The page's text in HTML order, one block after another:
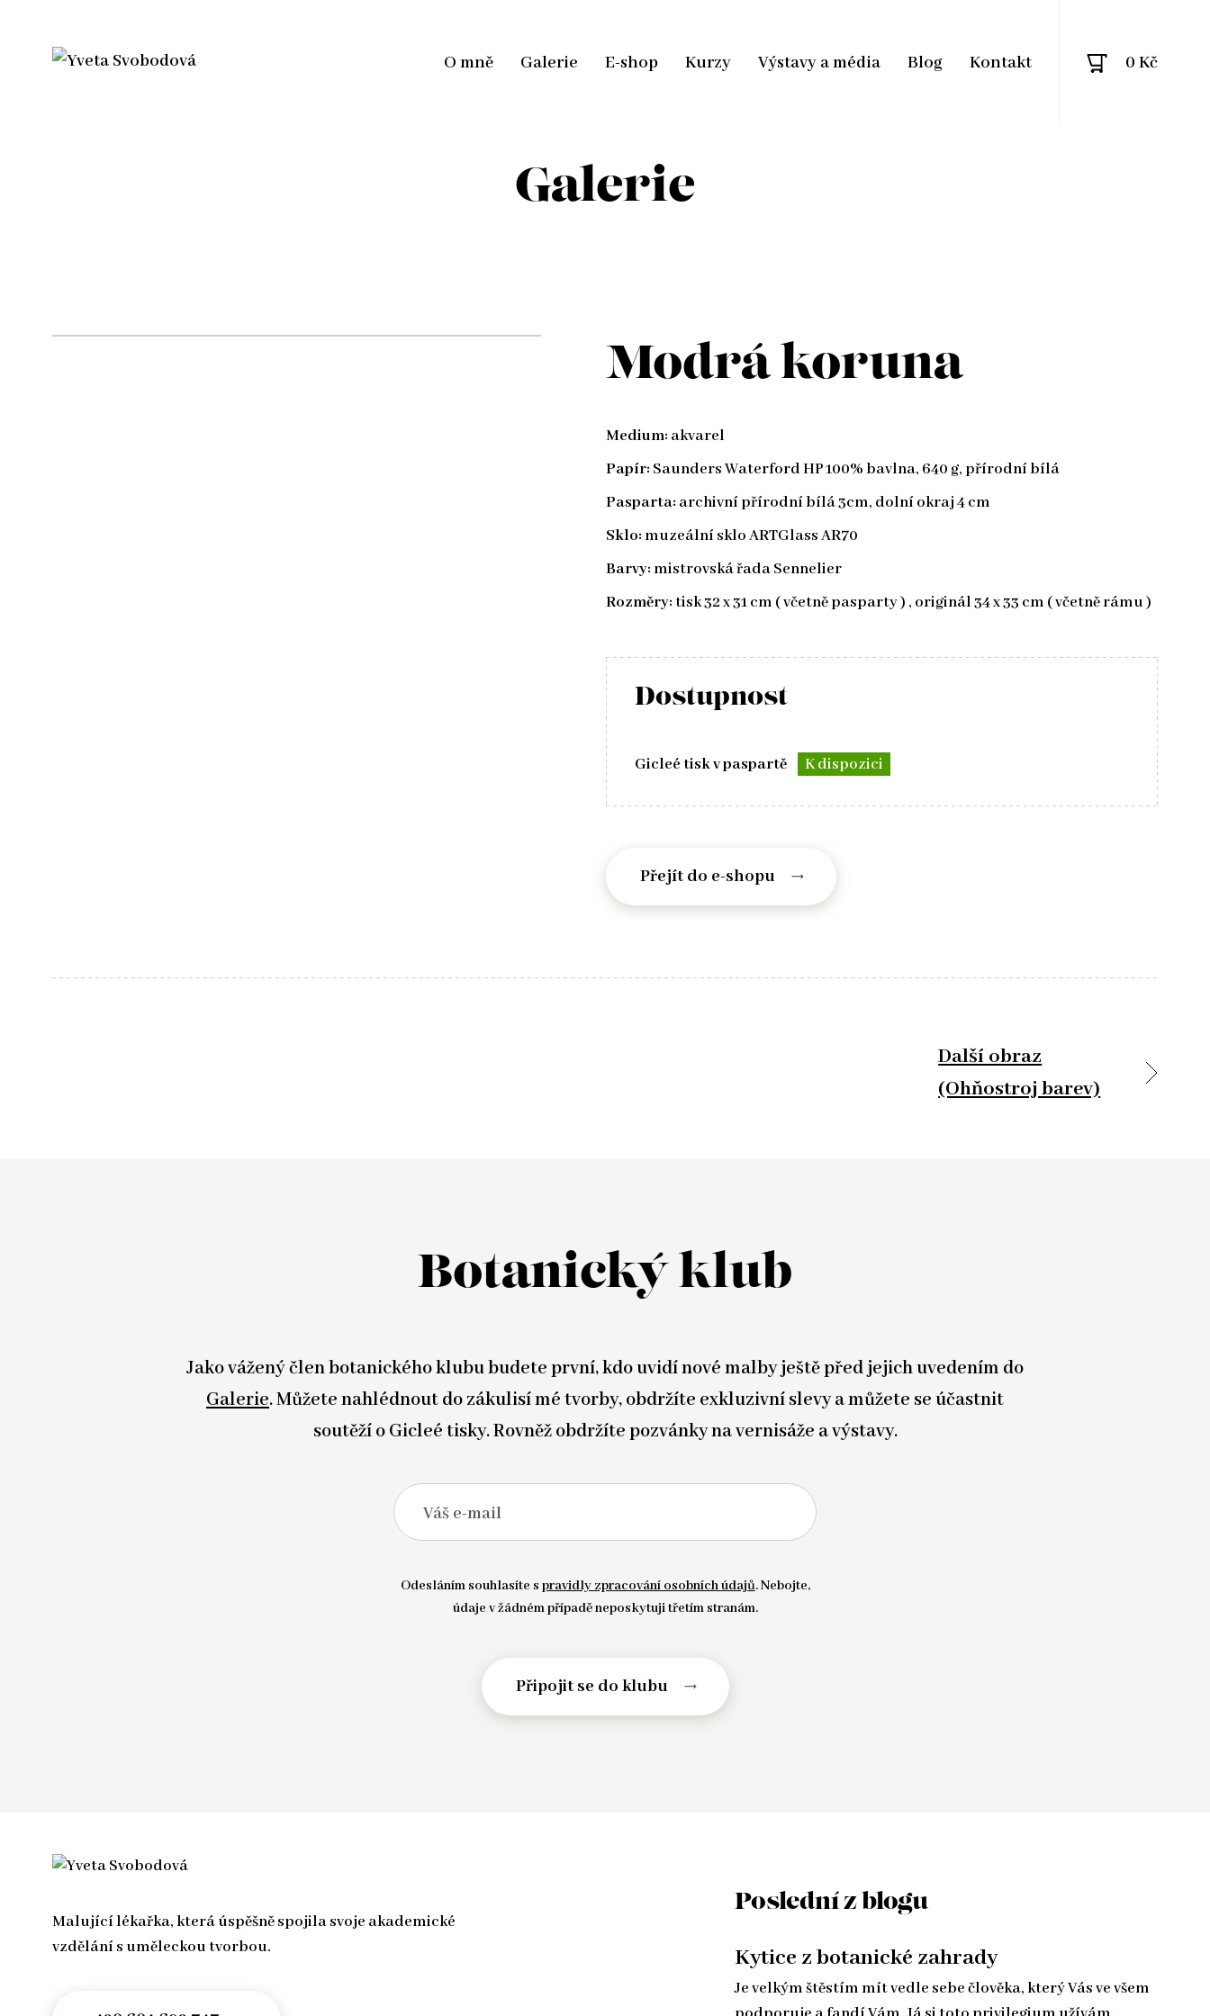
O mně Galerie E-shop Kurzy Výstavy a média Blog Kontakt 0 Kč
Galerie
Modrá koruna
Medium: akvarel
Papír: Saunders Waterford HP 100% bavlna, 640 g, přírodní bílá
Pasparta: archivní přírodní bílá 3cm, dolní okraj 4 cm
Sklo:muzeální sklo ARTGlass AR70
Barvy:mistrovská řada Sennelier
Rozměry:tisk 32 x 31 cm ( včetně pasparty ) , originál 34 x 33 cm ( včetně rámu )
Dostupnost
Gicleé tisk v paspartě K dispozici
Přejít do e-shopu
Další obraz
(Ohňostroj barev)
Botanický klub
Jako vážený člen botanického klubu budete první, kdo uvidí nové malby ještě před jejich uvedením do
Galerie. Můžete nahlédnout do zákulisí mé tvorby, obdržíte exkluzivní slevy a můžete se účastnit
soutěží o Gicleé tisky. Rovněž obdržíte pozvánky na vernisáže a výstavy.
Váš e-mail
Odesláním souhlasíte s pravidly zpracování osobních údajů. Nebojte,
údaje v žádném případě neposkytuji třetím stranám.
Malující lékařka, která úspěšně spojila svoje akademické
vzdělání s uměleckou tvorbou.
Poslední z blogu
Kytice z botanické zahrady
Je velkým štěstím mít vedle sebe člověka, který Vás ve všem